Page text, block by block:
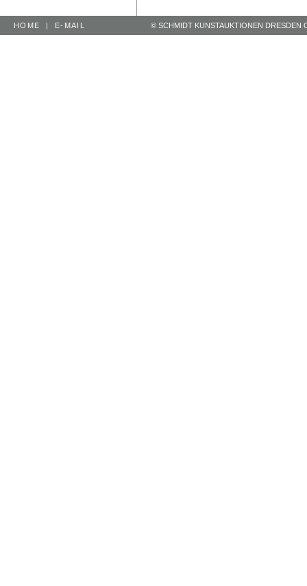
HOME | E-MAIL © SCHMIDT KUNSTAUKTIONEN DRESDEN